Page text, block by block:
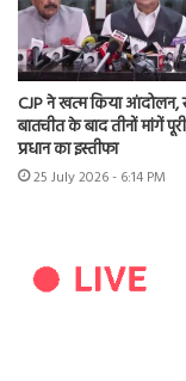
CJP ने खत्म किया आंदोलन,
बातचीत के बाद तीनों मांगें
प्रधान का इस्तीफा
25 July 2026 - 6:14 PM